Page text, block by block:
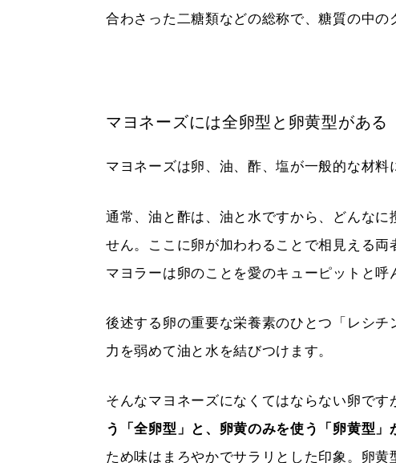
合わさった二糖類などの総称で、糖質の中の
マヨネーズには全卵型と卵黄型がある
マヨネーズは卵、油、酢、塩が一般的な材料
通常、油と酢は、油と水ですから、どんな
せん。ここに卵が加わわることで相見える両
マヨラーは卵のことを愛のキューピットと
後述する卵の重要な栄養素のひとつ「レシ
力を弱めて油と水を結びつけます。
そんなマヨネーズになくてはならない卵です
う「全卵型」と、卵黄のみを使う「卵黄型」
ため味はまろやかでサラリとした印象。卵